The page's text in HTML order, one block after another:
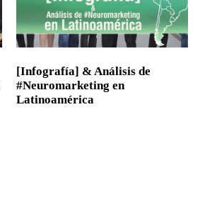
[Infografía] & Análisis de
#Neuromarketing en
Latinoamérica